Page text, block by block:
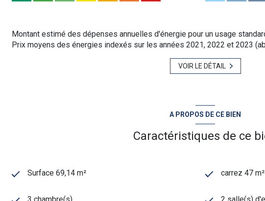
Montant estimé des dépenses annuelles d'énergie pour un usage
Prix moyens des énergies indexés sur les années 2021, 2022 et 2023
VOIR LE DÉTAIL
A PROPOS DE CE BIEN
Caractéristiques de ce
Surface 69,14 m² carrez 47 m²
3 chambre(s) 2 salle(s)